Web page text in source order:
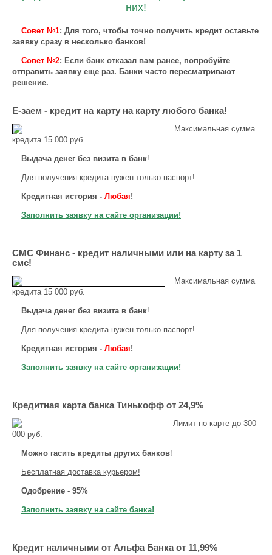
них!
Совет №1: Для того, чтобы точно получить кредит оставьте
заявку сразу в несколько банков!
Совет №2: Если банк отказал вам ранее, попробуйте
отправить заявку еще раз. Банки часто пересматривают
решение.
Е-заем - кредит на карту на карту любого банка!
Максимальная сумма
кредита 15 000 руб.
Выдача денег без визита в банк!
Для получения кредита нужен только паспорт!
Кредитная история - Любая!
Заполнить заявку на сайте организации!
СМС Финанс - кредит наличными или на карту за 1
смс!
Максимальная сумма
кредита 15 000 руб.
Выдача денег без визита в банк!
Для получения кредита нужен только паспорт!
Кредитная история - Любая!
Заполнить заявку на сайте организации!
Кредитная карта банка Тинькофф от 24,9%
Лимит по карте до 300
000 руб.
Можно гасить кредиты других банков!
Бесплатная доставка курьером!
Одобрение - 95%
Заполнить заявку на сайте банка!
Кредит наличными от Альфа Банка от 11,99%